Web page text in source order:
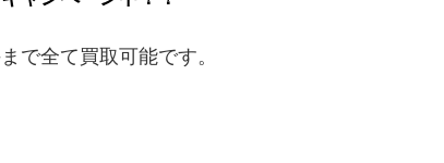
で全て買取可能です。